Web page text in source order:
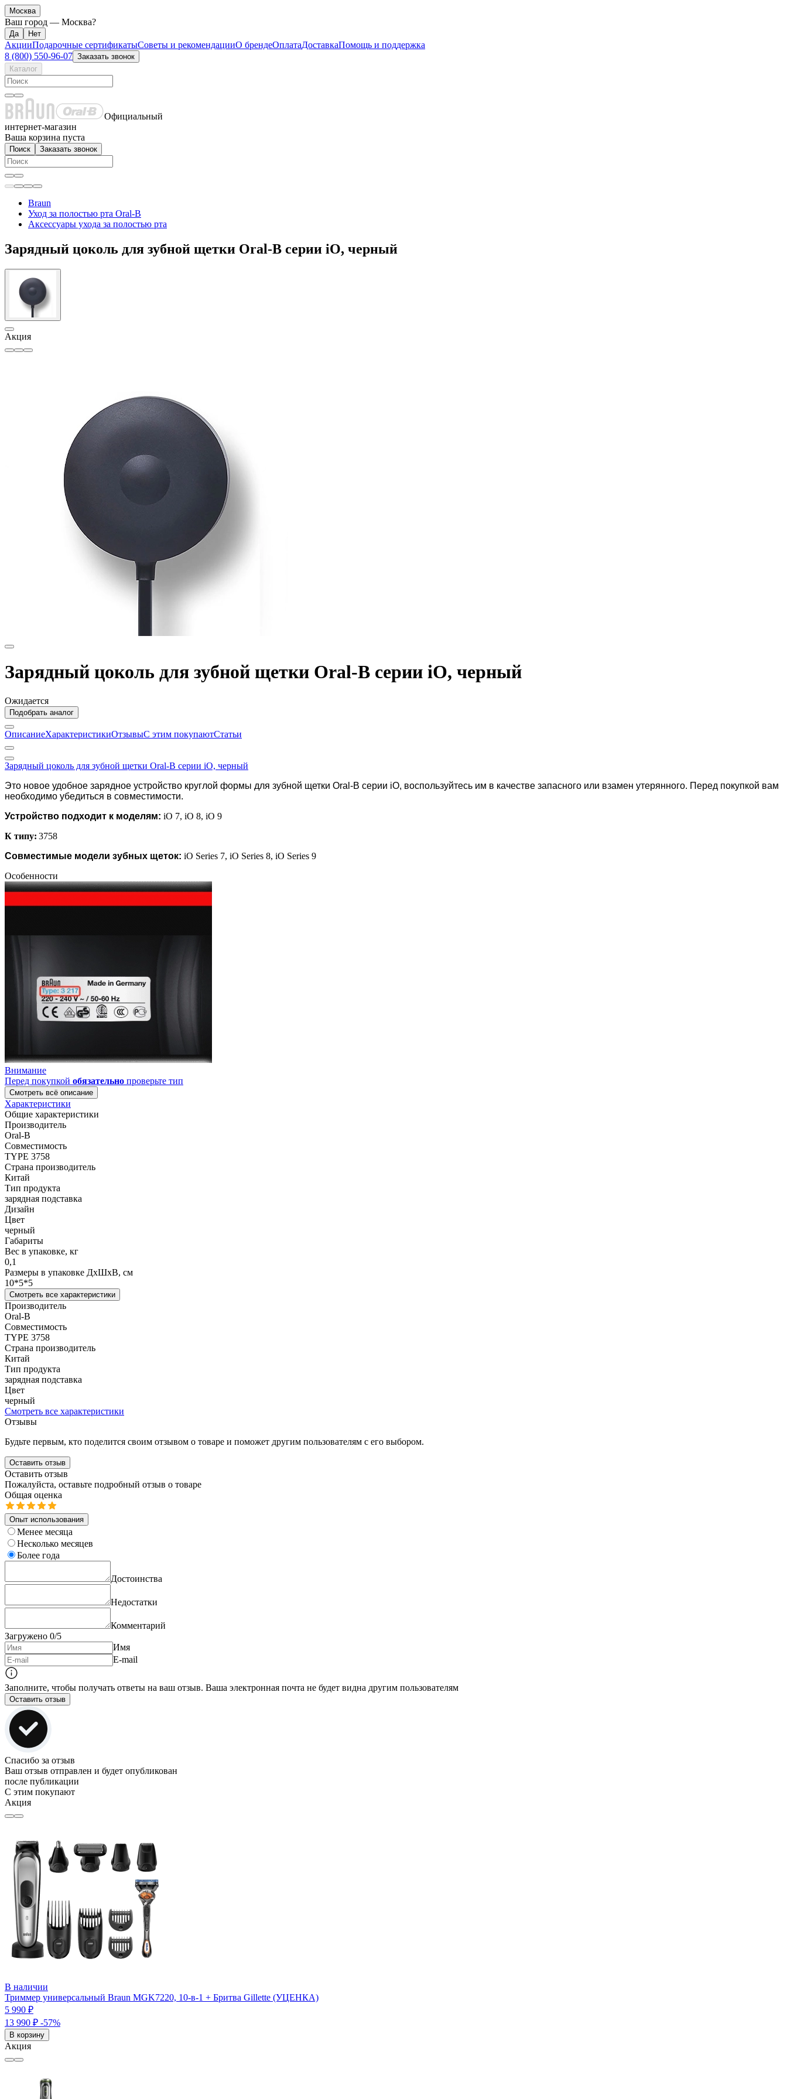
Москва
Ваш город — Москва?
АкцииПодарочные сертификатыСоветы и рекомендацииО брендеОплатаДоставкаПомощь и поддержка
8 (800) 550-96-07 Заказать звонок
Каталог
Официальный
интернет-магазин
Ваша корзина пуста
Поиск Заказать звонок
Braun
Уход за полостью рта Oral-B
Аксессуары ухода за полостью рта
Зарядный цоколь для зубной щетки Oral-B серии iO, черный
Акция
Зарядный цоколь для зубной щетки Oral-B серии iO, черный
Ожидается
Подобрать аналог
ОписаниеХарактеристикиОтзывыС этим покупаютСтатьи
Зарядный цоколь для зубной щетки Oral-B серии iO, черный
Это новое удобное зарядное устройство круглой формы для зубной щетки Oral-B серии iO, воспользуйтесь им в качестве запасного или взамен утерянного. Перед покупкой вам
необходимо убедиться в совместимости.
Устройство подходит к моделям: iO 7, iO 8, iO 9
К типу: 3758
Совместимые модели зубных щеток: iO Series 7, iO Series 8, iO Series 9
Особенности
Внимание
Перед покупкой обязательно проверьте тип
Смотреть всё описание
Характеристики
Общие характеристики
Производитель
Oral-B
Совместимость
TYPE 3758
Страна производитель
Китай
Тип продукта
зарядная подставка
Дизайн
Цвет
черный
Габариты
Вес в упаковке, кг
0,1
Размеры в упаковке ДxШxВ, см
10*5*5
Смотреть все характеристики
Производитель
Oral-B
Совместимость
TYPE 3758
Страна производитель
Китай
Тип продукта
зарядная подставка
Цвет
черный
Смотреть все характеристики
Отзывы
Будьте первым, кто поделится своим отзывом о товаре и поможет другим пользователям с его выбором.
Оставить отзыв
Оставить отзыв
Пожалуйста, оставьте подробный отзыв о товаре
Общая оценка
Опыт использования
Менее месяца
Несколько месяцев
Более года
Достоинства
Недостатки
Комментарий
Загружено 0/5
Имя
E-mail
Заполните, чтобы получать ответы на ваш отзыв. Ваша электронная почта не будет видна другим пользователям
Оставить отзыв
Спасибо за отзыв
Ваш отзыв отправлен и будет опубликован
после публикации
С этим покупают
Акция
В наличии
Триммер универсальный Braun MGK7220, 10-в-1 + Бритва Gillette (УЦЕНКА)
5 990 ₽
13 990 ₽ -57%
В корзину
Акция